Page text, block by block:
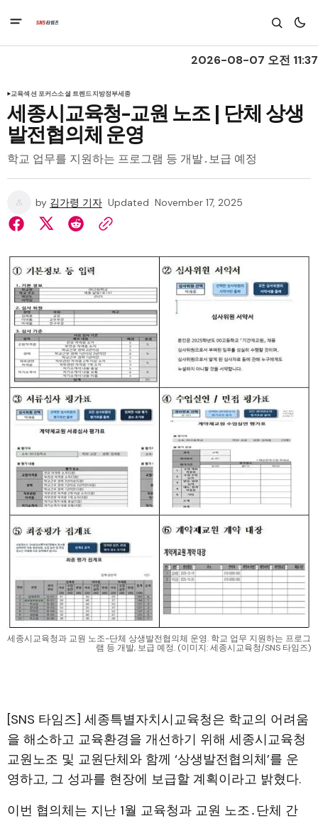
2026-08-07 오전 11:37
교육섹션 포커스소셜 트렌드지방정부세종
세종시교육청-교원 노조 | 단체 상생
발전협의체 운영
학교 업무를 지원하는 프로그램 등 개발․보급 예정
by 김가령 기자 Updated November 17, 2025
세종시교육청과 교원 노조-단체 상생발전협의체 운영. 학교 업무 지원하는 프로그
램 등 개발, 보급 예정. (이미지: 세종시교육청/SNS 타임즈)
[SNS 타임즈] 세종특별자치시교육청은 학교의 어려움
을 해소하고 교육환경을 개선하기 위해 세종시교육청
교원노조 및 교원단체와 함께 ‘상생발전협의체’를 운
영하고, 그 성과를 현장에 보급할 계획이라고 밝혔다.
이번 협의체는 지난 1월 교육청과 교원 노조․단체 간